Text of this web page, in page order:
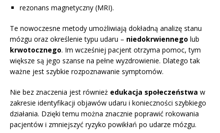
rezonans magnetyczny (MRI).
Te nowoczesne metody umożliwiają dokładną analizę stanu
mózgu oraz określenie typu udaru – niedokrwiennego lub
krwotocznego. Im wcześniej pacjent otrzyma pomoc, tym
większe są jego szanse na pełne wyzdrowienie. Dlatego tak
ważne jest szybkie rozpoznawanie symptomów.
Nie bez znaczenia jest również edukacja społeczeństwa w
zakresie identyfikacji objawów udaru i konieczności szybkiego
działania. Dzięki temu można znacznie poprawić rokowania
pacjentów i zmniejszyć ryzyko powikłań po udarze mózgu.